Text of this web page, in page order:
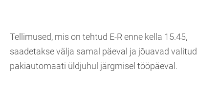
Tellimused, mis on tehtud E-R enne kella 15.45,
saadetakse välja samal päeval ja jõuavad valitud
pakiautomaati üldjuhul järgmisel tööpäeval.